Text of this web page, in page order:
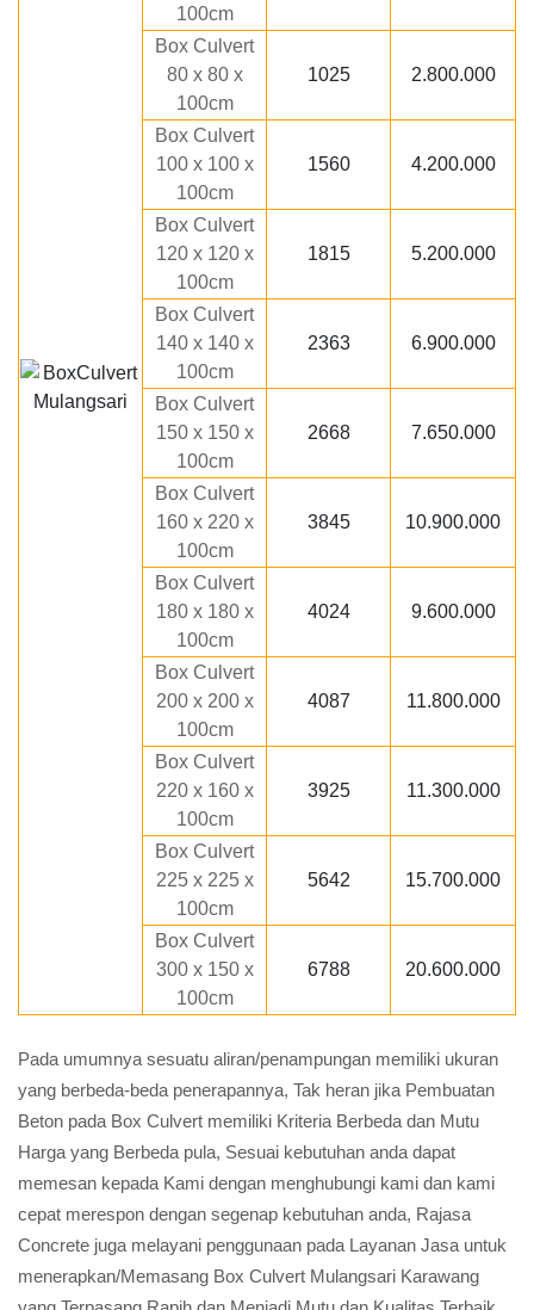
100cm
Box Culvert
80 x 80 x
100cm
1025 2.800.000
Box Culvert
100 x 100 x
100cm
1560 4.200.000
Box Culvert
120 x 120 x
100cm
1815 5.200.000
Box Culvert
140 x 140 x
100cm
2363 6.900.000
Box Culvert
150 x 150 x
100cm
2668 7.650.000
Box Culvert
160 x 220 x
100cm
3845 10.900.000
Box Culvert
180 x 180 x
100cm
4024 9.600.000
Box Culvert
200 x 200 x
100cm
4087 11.800.000
Box Culvert
220 x 160 x
100cm
3925 11.300.000
Box Culvert
225 x 225 x
100cm
5642 15.700.000
Box Culvert
300 x 150 x
100cm
6788 20.600.000
Pada umumnya sesuatu aliran/penampungan memiliki ukuran
yang berbeda-beda penerapannya, Tak heran jika Pembuatan
Beton pada Box Culvert memiliki Kriteria Berbeda dan Mutu
Harga yang Berbeda pula, Sesuai kebutuhan anda dapat
memesan kepada Kami dengan menghubungi kami dan kami
cepat merespon dengan segenap kebutuhan anda, Rajasa
Concrete juga melayani penggunaan pada Layanan Jasa untuk
menerapkan/Memasang Box Culvert Mulangsari Karawang